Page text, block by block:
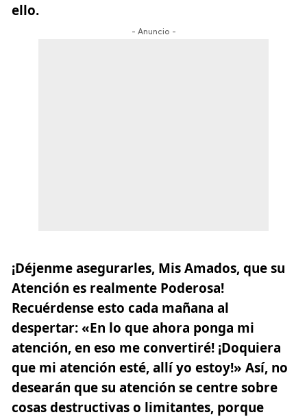
ello.
- Anuncio -
¡Déjenme asegurarles, Mis Amados, que su
Atención es realmente Poderosa!
Recuérdense esto cada mañana al
despertar: «En lo que ahora ponga mi
atención, en eso me convertiré! ¡Doquiera
que mi atención esté, allí yo estoy!» Así, no
desearán que su atención se centre sobre
cosas destructivas o limitantes, porque